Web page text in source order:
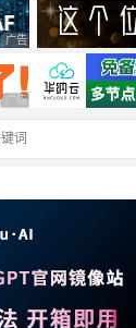
广告 商业广告，理性选择
广告 商业广告，理性选择